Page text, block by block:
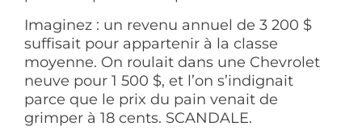
Imaginez : un revenu annuel de 3 200 $
suffisait pour appartenir à la classe
moyenne. On roulait dans une Chevrolet
neuve pour 1 500 $, et l’on s’indignait
parce que le prix du pain venait de
grimper à 18 cents. SCANDALE.